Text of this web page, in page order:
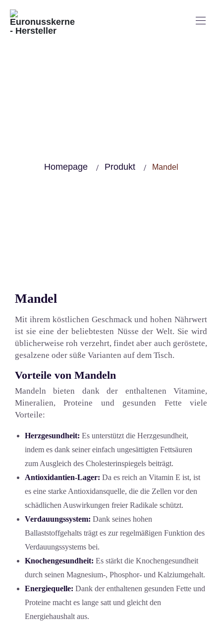
Homepage Produkt Mandel
Mandel
Mit ihrem köstlichen Geschmack und hohen Nährwert
ist sie eine der beliebtesten Nüsse der Welt. Sie wird
üblicherweise roh verzehrt, findet aber auch geröstete,
gesalzene oder süße Varianten auf dem Tisch.
Vorteile von Mandeln
Mandeln bieten dank der enthaltenen Vitamine,
Mineralien, Proteine und gesunden Fette viele
Vorteile:
Herzgesundheit: Es unterstützt die Herzgesundheit,
indem es dank seiner einfach ungesättigten Fettsäuren
zum Ausgleich des Cholesterinspiegels beiträgt.
Antioxidantien-Lager: Da es reich an Vitamin E ist, ist
es eine starke Antioxidansquelle, die die Zellen vor den
schädlichen Auswirkungen freier Radikale schützt.
Verdauungssystem: Dank seines hohen
Ballaststoffgehalts trägt es zur regelmäßigen Funktion des
Verdauungssystems bei.
Knochengesundheit: Es stärkt die Knochengesundheit
durch seinen Magnesium-, Phosphor- und Kalziumgehalt.
Energiequelle: Dank der enthaltenen gesunden Fette und
Proteine macht es lange satt und gleicht den
Energiehaushalt aus.